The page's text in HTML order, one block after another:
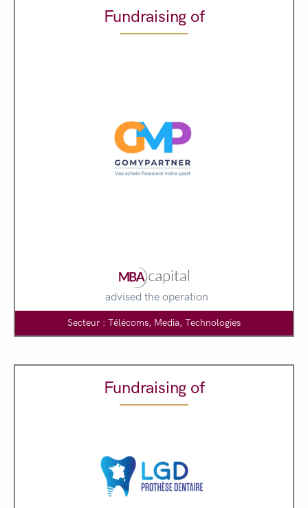
Fundraising of
advised the operation
Secteur : Télécoms, Media, Technologies
Fundraising of